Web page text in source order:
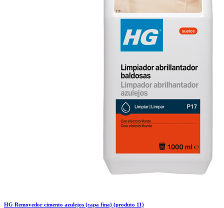
HG Removedor cimento azulejos (capa fina) (produto 11)